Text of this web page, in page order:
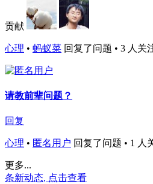
贡献
心理 • 蚂蚁菜 回复了问题 • 3 人关
请教前辈问题？
回复
心理 • 匿名用户 回复了问题 • 1 人
更多...
条新动态, 点击查看